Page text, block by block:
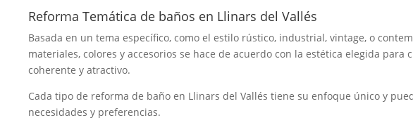
Reforma Temática de baños en Llinars del Vallés
Basada en un tema específico, como el estilo rústico, industrial, vintage, o
materiales, colores y accesorios se hace de acuerdo con la estética elegida para
coherente y atractivo.
Cada tipo de reforma de baño en Llinars del Vallés tiene su enfoque único y
necesidades y preferencias.